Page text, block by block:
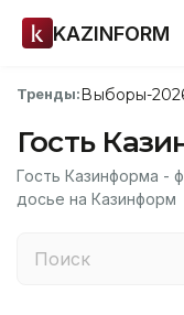
KAZINFORM
Тренды:Выборы-
Гость
Гость Казинформа -
досье на Казинформ